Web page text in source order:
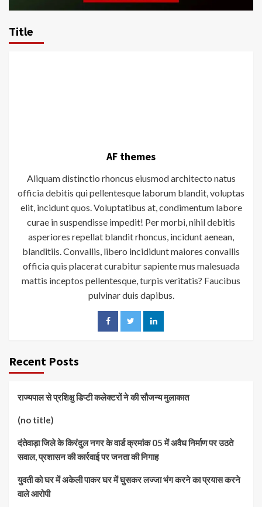
Title
AF themes
Aliquam distinctio rhoncus eiusmod architecto natus
officia debitis qui pellentesque laborum blandit, voluptas
elit, incidunt quos. Voluptatibus at, condimentum labore
curae in suspendisse impedit! Per morbi, nihil debitis
asperiores repellat blandit rhoncus, incidunt aenean,
blanditiis. Convallis, libero incididunt maiores convallis
officia quis placerat curabitur sapiente mus malesuada
mattis inceptos pellentesque, turpis veritatis? Faucibus
pulvinar duis dapibus.
Recent Posts
राज्यपाल से प्रशिक्षु डिप्टी कलेक्टरों ने की सौजन्य मुलाकात
(no title)
दंतेवाड़ा जिले के किरंदुल नगर के वार्ड क्रमांक 05 में अवैध निर्माण पर उठते
सवाल, प्रशासन की कार्रवाई पर जनता की निगाह
युवती को घर में अकेली पाकर घर में घुसकर लज्जा भंग करने का प्रयास करने
वाले आरोपी